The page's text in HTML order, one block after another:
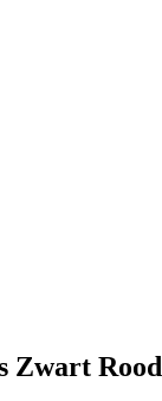
Zwart Rood